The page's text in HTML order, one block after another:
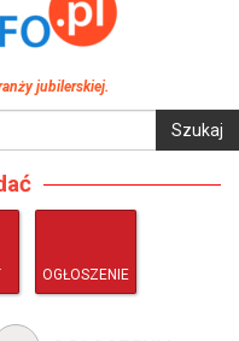
jubilerskiej.
OGŁOSZENIE